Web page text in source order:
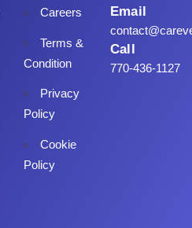
Careers
Terms &
Condition
Privacy
Policy
Cookie
Policy
Email
Call
770-436-1127